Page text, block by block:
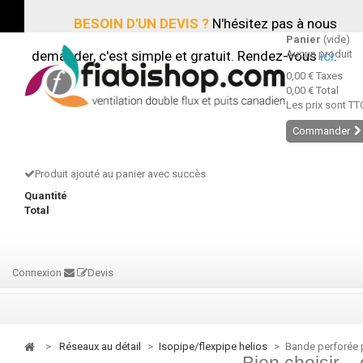
BESOIN D'UN DEVIS ?N'hésitez pas à nous
demander, c'est simple et gratuit. Rendez-vousici.
Panier (vide)
Aucun produit
0,00 € Taxes
0,00 € Total
Les prix sont
Commander
Produit ajouté au panier avec succès
Quantité
Total
Connexion Devis
> réseaux au détail > isopipe/flexpipe helios > Bande perforée